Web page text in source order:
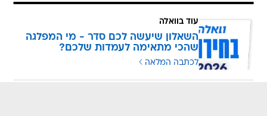
עוד בוואלה
השאלון שיעשה לכם סדר - מי המפלגה
שהכי מתאימה לעמדות שלכם?
לכתבה המלאה